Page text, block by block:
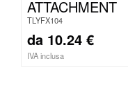
ATTACHMENT
TLYFX104
da 10.24 €
IVA inclusa